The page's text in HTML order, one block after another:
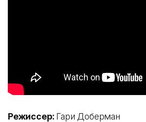
Режиссер: Гари Доберман